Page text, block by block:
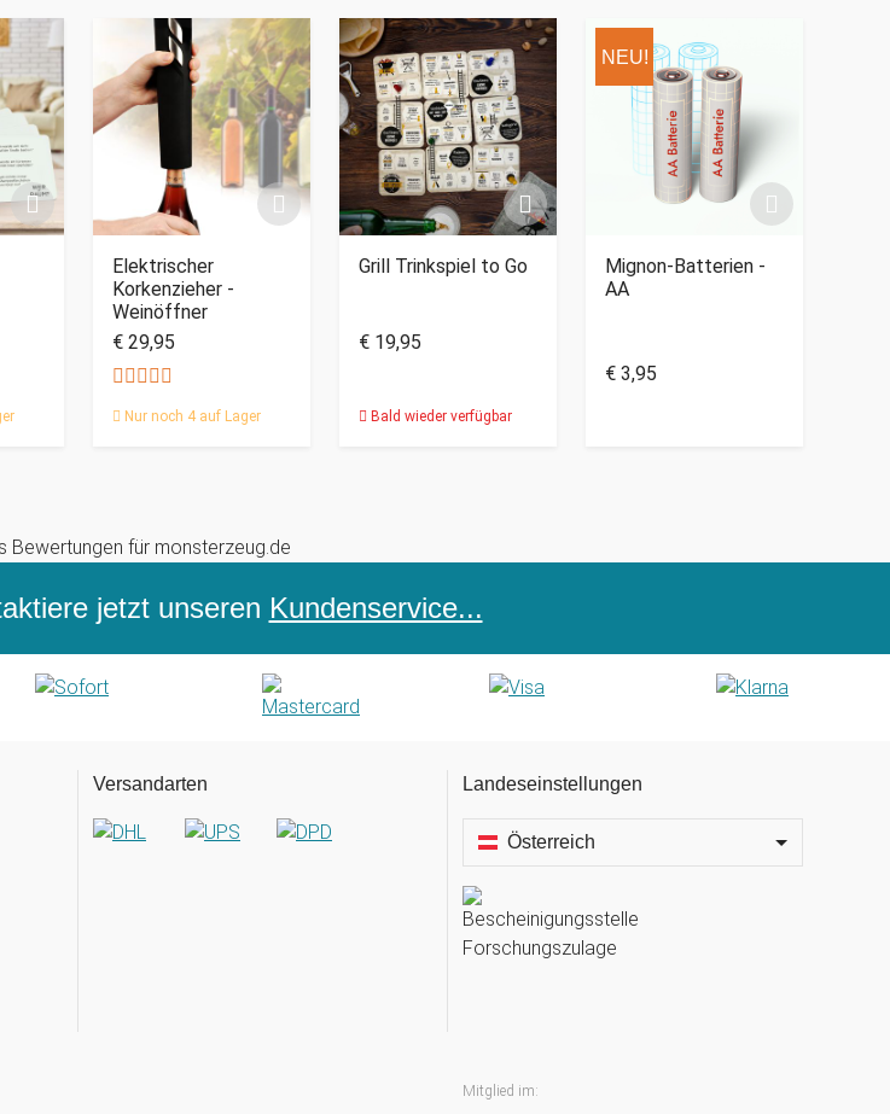
Elektrischer
Korkenzieher -
Weinöffner
€ 29,95
Nur noch 4 auf Lager
Grill Trinkspiel to Go
€ 19,95
Bald wieder verfügbar
NEU!
Mignon-Batterien -
AA
€ 3,95
jetzt unseren Kundenservice...
Versandarten Landeseinstellungen
Österreich
Mitglied im: